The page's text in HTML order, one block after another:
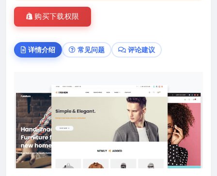
购买下载权限
详情介绍 常见问题 评论建议